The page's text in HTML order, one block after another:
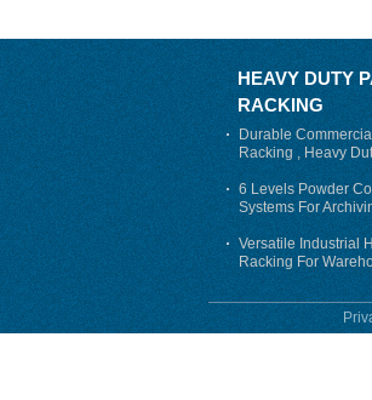
HEAVY DUTY
RACKING
Durable
Racking , Heavy
For Warehouse
6 Levels Powder
Systems For
Versatile Industrial
Racking For
Layer